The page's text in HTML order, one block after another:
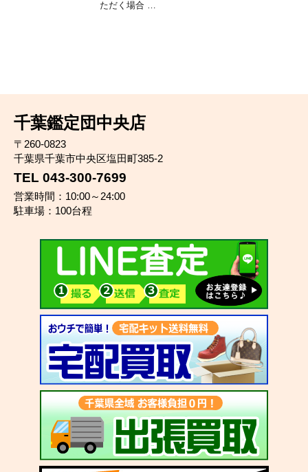
ただく場合 …
千葉鑑定団中央店
〒260-0823
千葉県千葉市中央区塩田町385-2
TEL 043-300-7699
営業時間：10:00～24:00
駐車場：100台程